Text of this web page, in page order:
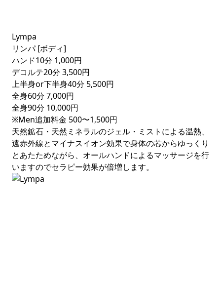
Lympa
リンパ [ボディ]
ハンド10分 1,000円
デコルテ20分 3,500円
上半身or下半身40分 5,500円
全身60分 7,000円
全身90分 10,000円
※Men追加料金 500〜1,500円
天然鉱石・天然ミネラルのジェル・ミストによる温熱、
遠赤外線とマイナスイオン効果で身体の芯からゆっくり
とあたためながら、オールハンドによるマッサージを行
いますのでセラピー効果が倍増します。